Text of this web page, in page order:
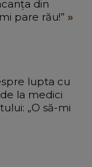
din
pare rău!”
lupta cu
la medici
„O să-mi